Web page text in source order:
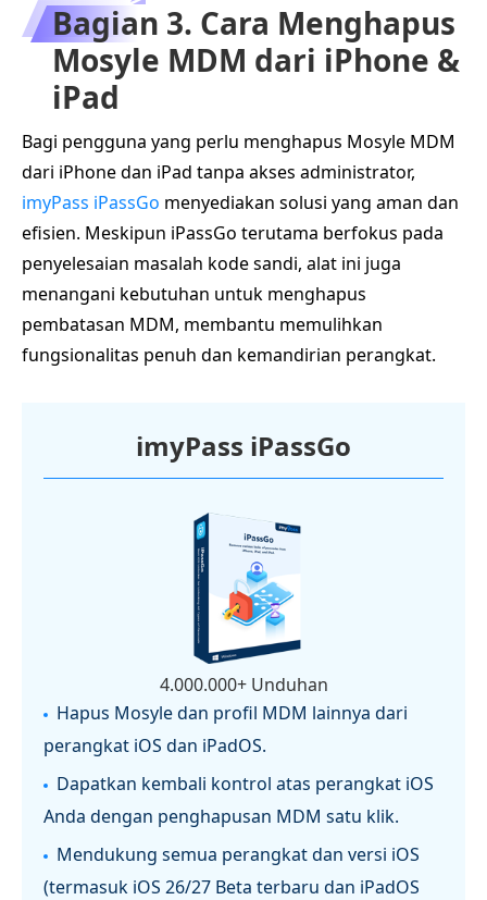
Bagian 3. Cara Menghapus
Mosyle MDM dari iPhone &
iPad
Bagi pengguna yang perlu menghapus Mosyle MDM
dari iPhone dan iPad tanpa akses administrator,
imyPass iPassGo menyediakan solusi yang aman dan
efisien. Meskipun iPassGo terutama berfokus pada
penyelesaian masalah kode sandi, alat ini juga
menangani kebutuhan untuk menghapus
pembatasan MDM, membantu memulihkan
fungsionalitas penuh dan kemandirian perangkat.
imyPass iPassGo
4.000.000+ Unduhan
Hapus Mosyle dan profil MDM lainnya dari
perangkat iOS dan iPadOS.
Dapatkan kembali kontrol atas perangkat iOS
Anda dengan penghapusan MDM satu klik.
Mendukung semua perangkat dan versi iOS
(termasuk iOS 26/27 Beta terbaru dan iPadOS